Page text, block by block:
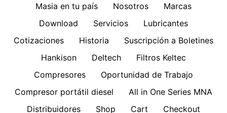
Masia en tu país
Nosotros
Marcas
Download
Servicios
Lubricantes
Cotizaciones
Historia
Suscripción a Boletines
Hankison
Deltech
Filtros Keltec
Compresores
Oportunidad de Trabajo
Compresor portátil diesel
All in One Series MNA
Distribuidores
Shop Cart Checkout